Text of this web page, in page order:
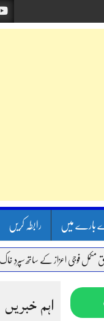
بارے میں رابطہ کریں
فوجی اعزاز کے ساتھ سپردِ خاک
اہم خبریں